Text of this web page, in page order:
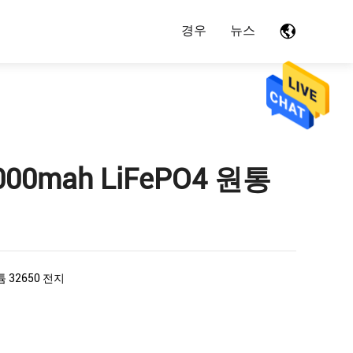
경우 뉴스
LiFePO4 원통
32650 전지